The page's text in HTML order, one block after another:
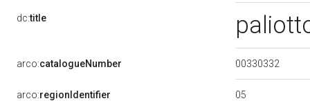
dc:title
arco:catalogueNumber 00330332
arco:regionIdentifier 05